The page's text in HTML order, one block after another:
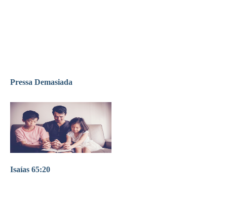
Pressa Demasiada
Isaías 65:20